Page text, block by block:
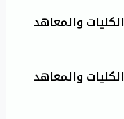
الكليات والمعاهد
الكليات والمعاهد